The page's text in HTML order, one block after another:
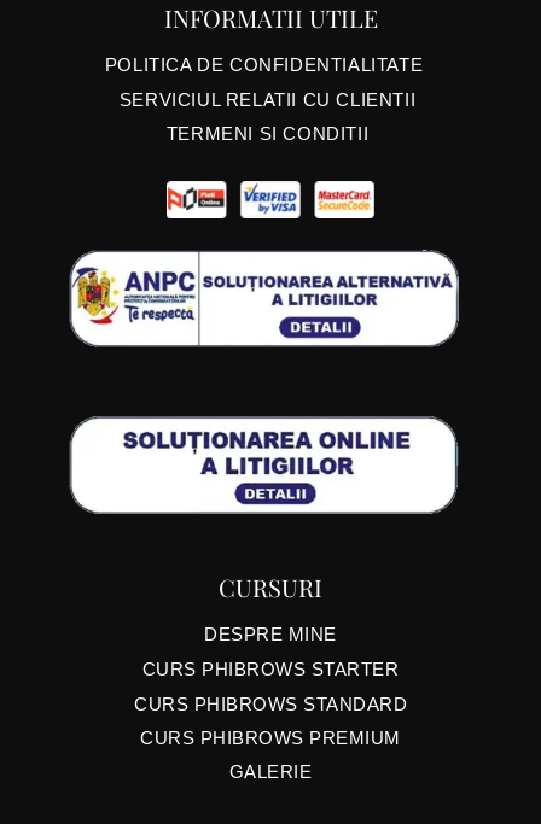
INFORMATII UTILE
POLITICA DE CONFIDENTIALITATE
SERVICIUL RELATII CU CLIENTII
TERMENI SI CONDITII
CURSURI
DESPRE MINE
CURS PHIBROWS STARTER
CURS PHIBROWS STANDARD
CURS PHIBROWS PREMIUM
GALERIE